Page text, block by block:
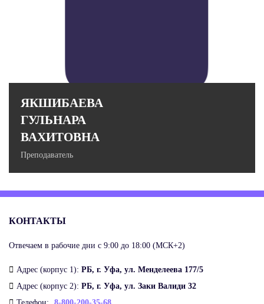
ЯКШИБАЕВА
ГУЛЬНАРА
ВАХИТОВНА
Преподаватель
КОНТАКТЫ
Отвечаем в рабочие дни с 9:00 до 18:00 (МСК+2)
Адрес (корпус 1): РБ, г. Уфа, ул. Менделеева 177/5
Адрес (корпус 2): РБ, г. Уфа, ул. Заки Валиди 32